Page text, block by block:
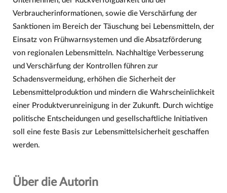
Verbraucherinformationen, sowie die Verschärfung der
Sanktionen im Bereich der Täuschung bei Lebensmitteln, der
Einsatz von Frühwarnsystemen und die Absatzförderung
von regionalen Lebensmitteln. Nachhaltige Verbesserung
und Verschärfung der Kontrollen führen zur
Schadensvermeidung, erhöhen die Sicherheit der
Lebensmittelproduktion und mindern die Wahrscheinlichkeit
einer Produktverunreinigung in der Zukunft. Durch wichtige
politische Entscheidungen und gesellschaftliche Initiativen
soll eine feste Basis zur Lebensmittelsicherheit geschaffen
werden.
Über die Autorin